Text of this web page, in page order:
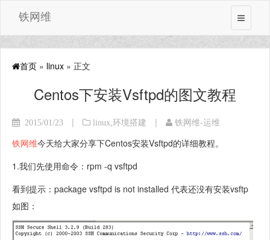
铁网维
首页 » linux » 正文
Centos下安装Vsftpd的图文教程
2015/01/23 | linux 环境搭建 | 铁网维-运维
铁网维今天给大家分享下Centos安装Vsftpd的详细教程。
1.我们先使用命令：rpm -q vsftpd
看到提示：package vsftpd is not installed 代表还没有安装vsftp
如图：